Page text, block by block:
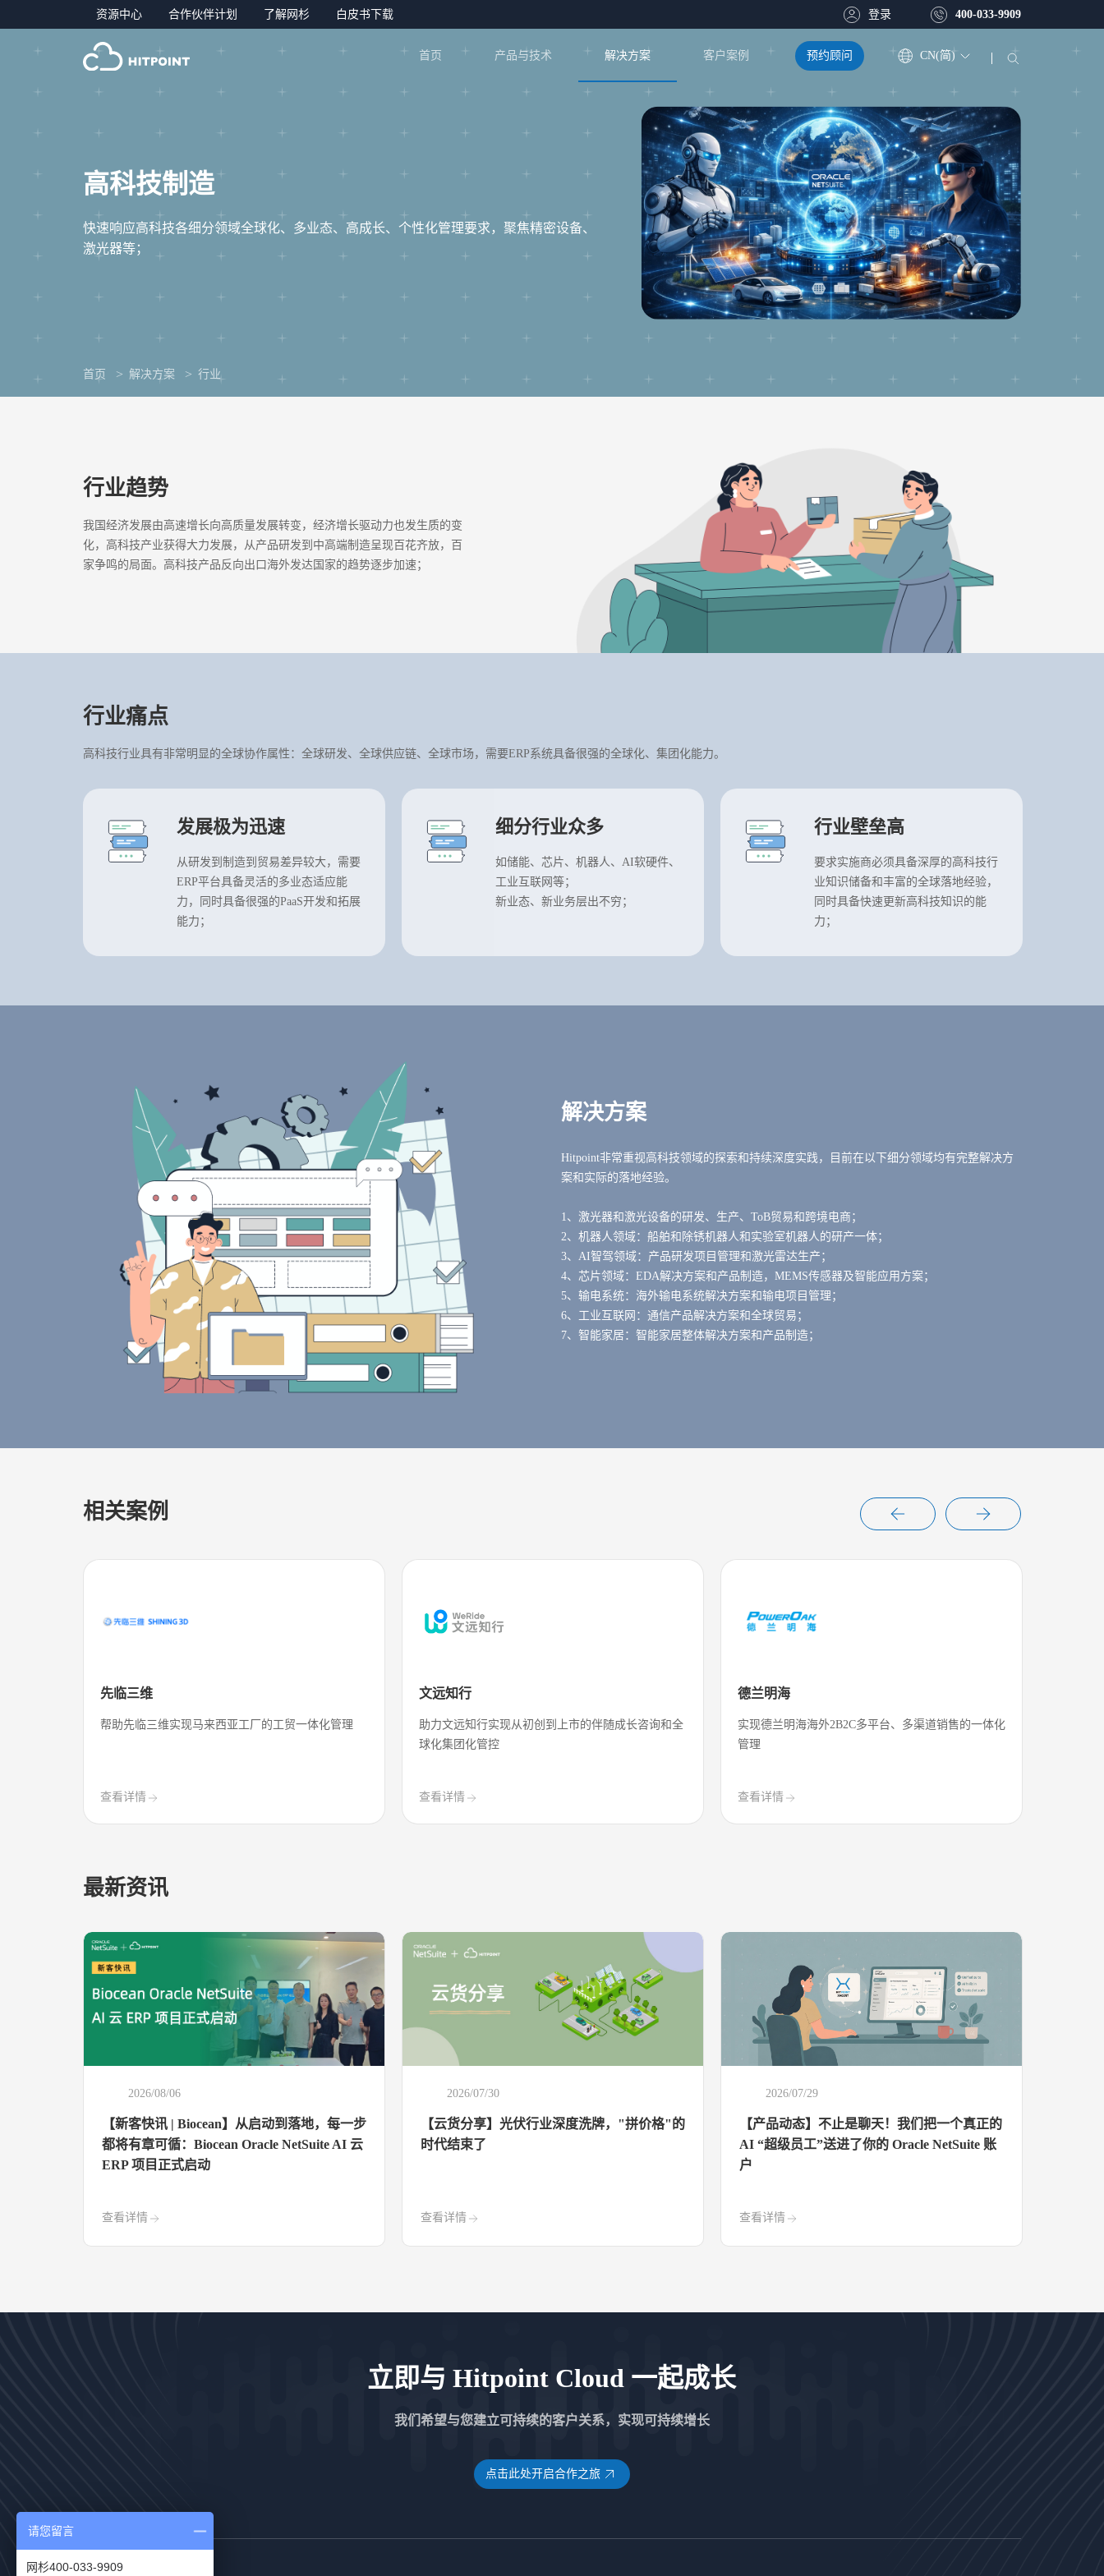
资源中心 合作伙伴计划 了解网杉 白皮书下载 登录 400-033-9909
首页 产品与技术 解决方案 客户案例 预约顾问 CN(简)
高科技制造
快速响应高科技各细分领域全球化、多业态、高成长、个性化管理要求，聚焦精密设备、
激光器等；
首页 解决方案 行业
行业趋势
我国经济发展由高速增长向高质量发展转变，经济增长驱动力也发生质的变
化，高科技产业获得大力发展，从产品研发到中高端制造呈现百花齐放，百
家争鸣的局面。高科技产品反向出口海外发达国家的趋势逐步加速；
行业痛点
高科技行业具有非常明显的全球协作属性：全球研发、全球供应链、全球市场，需要ERP系统具备很强的全球化、集团化能力。
发展极为迅速
从研发到制造到贸易差异较大，需要
ERP平台具备灵活的多业态适应能
力，同时具备很强的PaaS开发和拓展
能力；
细分行业众多
如储能、芯片、机器人、AI软硬件、
工业互联网等；
新业态、新业务层出不穷；
行业壁垒高
要求实施商必须具备深厚的高科技行
业知识储备和丰富的全球落地经验，
同时具备快速更新高科技知识的能
力；
解决方案
Hitpoint非常重视高科技领域的探索和持续深度实践，目前在以下细分领域均有完整解决方
案和实际的落地经验。
1、激光器和激光设备的研发、生产、ToB贸易和跨境电商；
2、机器人领域：船舶和除锈机器人和实验室机器人的研产一体；
3、AI智驾领域：产品研发项目管理和激光雷达生产；
4、芯片领域：EDA解决方案和产品制造，MEMS传感器及智能应用方案；
5、输电系统：海外输电系统解决方案和输电项目管理；
6、工业互联网：通信产品解决方案和全球贸易；
7、智能家居：智能家居整体解决方案和产品制造；
相关案例
先临三维
帮助先临三维实现马来西亚工厂的工贸一体化管理
查看详情
文远知行
助力文远知行实现从初创到上市的伴随成长咨询和全
球化集团化管控
查看详情
德兰明海
实现德兰明海海外2B2C多平台、多渠道销售的一体化
管理
查看详情
最新资讯
2026/08/06
【新客快讯 | Biocean】从启动到落地，每一步
都将有章可循：Biocean Oracle NetSuite AI 云
ERP 项目正式启动
查看详情
2026/07/30
【云货分享】光伏行业深度洗牌，"拼价格"的
时代结束了
查看详情
2026/07/29
【产品动态】不止是聊天！我们把一个真正的
AI “超级员工”送进了你的 Oracle NetSuite 账
户
查看详情
立即与 Hitpoint Cloud 一起成长
我们希望与您建立可持续的客户关系，实现可持续增长
点击此处开启合作之旅
申请试用
请您留言
网杉400-033-9909